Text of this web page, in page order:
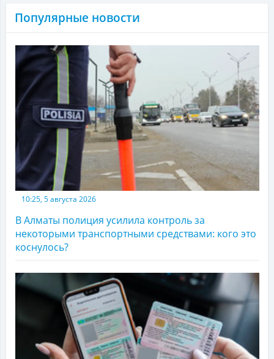
Популярные новости
10:25, 5 августа 2026
В Алматы полиция усилила контроль за
некоторыми транспортными средствами: кого это
коснулось?